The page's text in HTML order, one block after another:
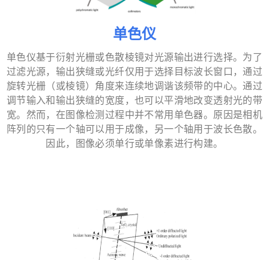
单色仪
单色仪基于衍射光栅或色散棱镜对光源输出进行选择。为了
过滤光源，输出狭缝或光纤仅用于选择目标波长窗口，通过
旋转光栅（或棱镜）角度来连续地调谐该频带的中心。通过
调节输入和输出狭缝的宽度，也可以平滑地改变透射光的带
宽。然而，在图像检测过程中并不常用单色器。原因是相机
阵列的只有一个轴可以用于成像，另一个轴用于波长色散。
因此，图像必须单行或单像素进行构建。